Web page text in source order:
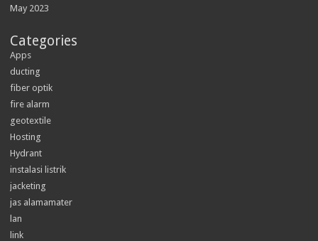
May 2023
Categories
Apps
ducting
fiber optik
fire alarm
geotextile
Hosting
Hydrant
instalasi listrik
jacketing
jas alamamater
lan
link